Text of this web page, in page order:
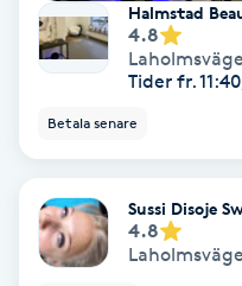
Gelenaglar
Gravidmassage
Halmstad
4.8
Tider fr.
Betala senare
Sussi Disoje
4.8